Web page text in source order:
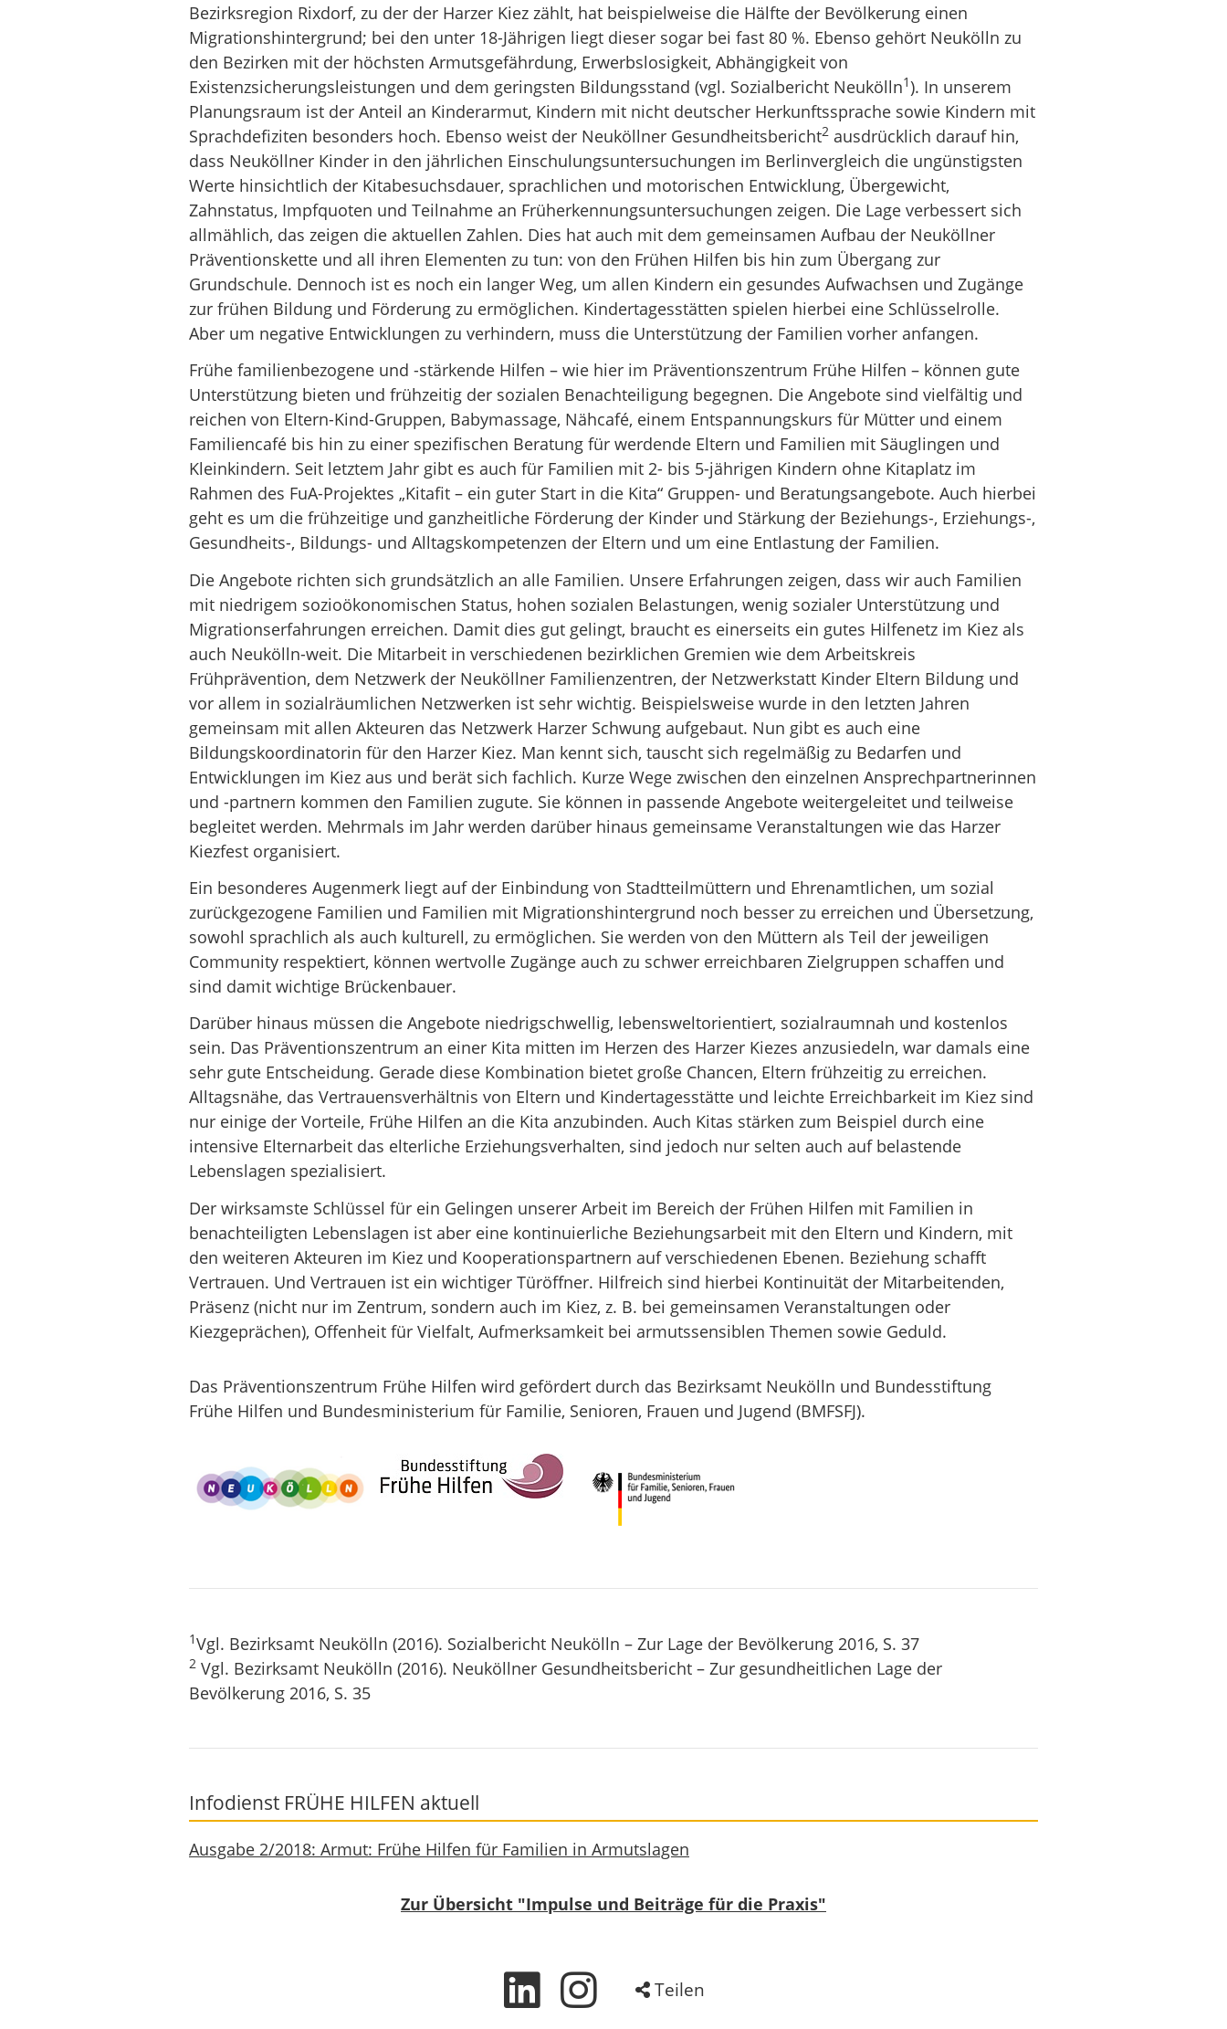
Bezirksregion Rixdorf, zu der der Harzer Kiez zählt, hat beispielweise die Hälfte der Bevölkerung einen
Migrationshintergrund; bei den unter 18-Jährigen liegt dieser sogar bei fast 80 %. Ebenso gehört Neukölln zu
den Bezirken mit der höchsten Armutsgefährdung, Erwerbslosigkeit, Abhängigkeit von
Existenzsicherungsleistungen und dem geringsten Bildungsstand (vgl. Sozialbericht Neukölln1). In unserem
Planungsraum ist der Anteil an Kinderarmut, Kindern mit nicht deutscher Herkunftssprache sowie Kindern mit
Sprachdefiziten besonders hoch. Ebenso weist der Neuköllner Gesundheitsbericht2 ausdrücklich darauf hin,
dass Neuköllner Kinder in den jährlichen Einschulungsuntersuchungen im Berlinvergleich die ungünstigsten
Werte hinsichtlich der Kitabesuchsdauer, sprachlichen und motorischen Entwicklung, Übergewicht,
Zahnstatus, Impfquoten und Teilnahme an Früherkennungsuntersuchungen zeigen. Die Lage verbessert sich
allmählich, das zeigen die aktuellen Zahlen. Dies hat auch mit dem gemeinsamen Aufbau der Neuköllner
Präventionskette und all ihren Elementen zu tun: von den Frühen Hilfen bis hin zum Übergang zur
Grundschule. Dennoch ist es noch ein langer Weg, um allen Kindern ein gesundes Aufwachsen und Zugänge
zur frühen Bildung und Förderung zu ermöglichen. Kindertagesstätten spielen hierbei eine Schlüsselrolle.
Aber um negative Entwicklungen zu verhindern, muss die Unterstützung der Familien vorher anfangen.
Frühe familienbezogene und -stärkende Hilfen – wie hier im Präventionszentrum Frühe Hilfen – können gute
Unterstützung bieten und frühzeitig der sozialen Benachteiligung begegnen. Die Angebote sind vielfältig und
reichen von Eltern-Kind-Gruppen, Babymassage, Nähcafé, einem Entspannungskurs für Mütter und einem
Familiencafé bis hin zu einer spezifischen Beratung für werdende Eltern und Familien mit Säuglingen und
Kleinkindern. Seit letztem Jahr gibt es auch für Familien mit 2- bis 5-jährigen Kindern ohne Kitaplatz im
Rahmen des FuA-Projektes „Kitafit – ein guter Start in die Kita“ Gruppen- und Beratungsangebote. Auch hierbei
geht es um die frühzeitige und ganzheitliche Förderung der Kinder und Stärkung der Beziehungs-, Erziehungs-,
Gesundheits-, Bildungs- und Alltagskompetenzen der Eltern und um eine Entlastung der Familien.
Die Angebote richten sich grundsätzlich an alle Familien. Unsere Erfahrungen zeigen, dass wir auch Familien
mit niedrigem sozioökonomischen Status, hohen sozialen Belastungen, wenig sozialer Unterstützung und
Migrationserfahrungen erreichen. Damit dies gut gelingt, braucht es einerseits ein gutes Hilfenetz im Kiez als
auch Neukölln-weit. Die Mitarbeit in verschiedenen bezirklichen Gremien wie dem Arbeitskreis
Frühprävention, dem Netzwerk der Neuköllner Familienzentren, der Netzwerkstatt Kinder Eltern Bildung und
vor allem in sozialräumlichen Netzwerken ist sehr wichtig. Beispielsweise wurde in den letzten Jahren
gemeinsam mit allen Akteuren das Netzwerk Harzer Schwung aufgebaut. Nun gibt es auch eine
Bildungskoordinatorin für den Harzer Kiez. Man kennt sich, tauscht sich regelmäßig zu Bedarfen und
Entwicklungen im Kiez aus und berät sich fachlich. Kurze Wege zwischen den einzelnen Ansprechpartnerinnen
und -partnern kommen den Familien zugute. Sie können in passende Angebote weitergeleitet und teilweise
begleitet werden. Mehrmals im Jahr werden darüber hinaus gemeinsame Veranstaltungen wie das Harzer
Kiezfest organisiert.
Ein besonderes Augenmerk liegt auf der Einbindung von Stadtteilmüttern und Ehrenamtlichen, um sozial
zurückgezogene Familien und Familien mit Migrationshintergrund noch besser zu erreichen und Übersetzung,
sowohl sprachlich als auch kulturell, zu ermöglichen. Sie werden von den Müttern als Teil der jeweiligen
Community respektiert, können wertvolle Zugänge auch zu schwer erreichbaren Zielgruppen schaffen und
sind damit wichtige Brückenbauer.
Darüber hinaus müssen die Angebote niedrigschwellig, lebensweltorientiert, sozialraumnah und kostenlos
sein. Das Präventionszentrum an einer Kita mitten im Herzen des Harzer Kiezes anzusiedeln, war damals eine
sehr gute Entscheidung. Gerade diese Kombination bietet große Chancen, Eltern frühzeitig zu erreichen.
Alltagsnähe, das Vertrauensverhältnis von Eltern und Kindertagesstätte und leichte Erreichbarkeit im Kiez sind
nur einige der Vorteile, Frühe Hilfen an die Kita anzubinden. Auch Kitas stärken zum Beispiel durch eine
intensive Elternarbeit das elterliche Erziehungsverhalten, sind jedoch nur selten auch auf belastende
Lebenslagen spezialisiert.
Der wirksamste Schlüssel für ein Gelingen unserer Arbeit im Bereich der Frühen Hilfen mit Familien in
benachteiligten Lebenslagen ist aber eine kontinuierliche Beziehungsarbeit mit den Eltern und Kindern, mit
den weiteren Akteuren im Kiez und Kooperationspartnern auf verschiedenen Ebenen. Beziehung schafft
Vertrauen. Und Vertrauen ist ein wichtiger Türöffner. Hilfreich sind hierbei Kontinuität der Mitarbeitenden,
Präsenz (nicht nur im Zentrum, sondern auch im Kiez, z. B. bei gemeinsamen Veranstaltungen oder
Kiezgeprächen), Offenheit für Vielfalt, Aufmerksamkeit bei armutssensiblen Themen sowie Geduld.
Das Präventionszentrum Frühe Hilfen wird gefördert durch das Bezirksamt Neukölln und Bundesstiftung
Frühe Hilfen und Bundesministerium für Familie, Senioren, Frauen und Jugend (BMFSFJ).
1Vgl. Bezirksamt Neukölln (2016). Sozialbericht Neukölln – Zur Lage der Bevölkerung 2016, S. 37
2 Vgl. Bezirksamt Neukölln (2016). Neuköllner Gesundheitsbericht – Zur gesundheitlichen Lage der
Bevölkerung 2016, S. 35
Infodienst FRÜHE HILFEN aktuell
Ausgabe 2/2018: Armut: Frühe Hilfen für Familien in Armutslagen
Zur Übersicht "Impulse und Beiträge für die Praxis"
Teilen